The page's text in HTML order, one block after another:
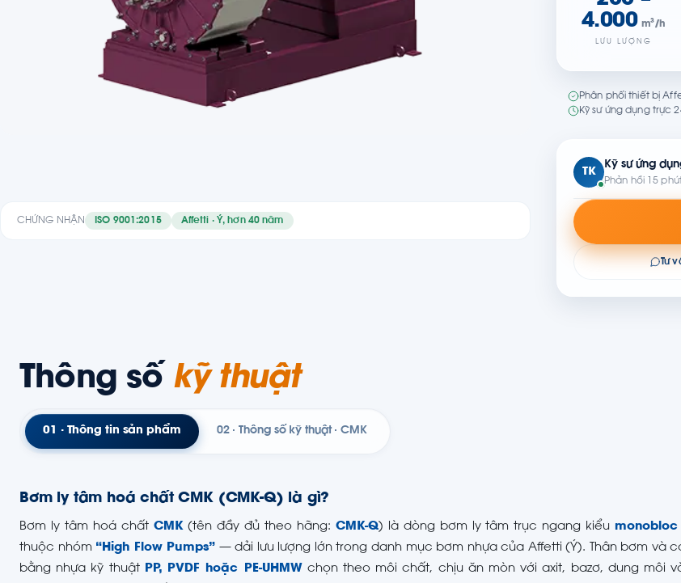
CHỨNG NHẬN ISO 9001:2015 Affetti · Ý, hơn 40 năm
4.000 m³/h
LƯU LƯỢNG
Phân phối thiết bị
Kỹ sư ứng dụng trực
TK
Kỹ sư ứng
Phản hồi 15
Tư
Thông số kỹ thuật
01 · Thông tin sản phẩm 02 · Thông số kỹ thuật · CMK
Bơm ly tâm hoá chất CMK (CMK-Q) là gì?
Bơm ly tâm hoá chất CMK(tên đầy đủ theo hãng: CMK-Q) là dòng bơm ly tâm trục ngang kiểu
thuộc nhóm “High Flow Pumps” — dải lưu lượng lớn trong danh mục bơm nhựa của Affetti (Ý). Thân bơm và
bằng nhựa kỹ thuật PP, PVDF hoặc PE-UHMW chọn theo môi chất, chịu ăn mòn với axit, bazơ, dung môi